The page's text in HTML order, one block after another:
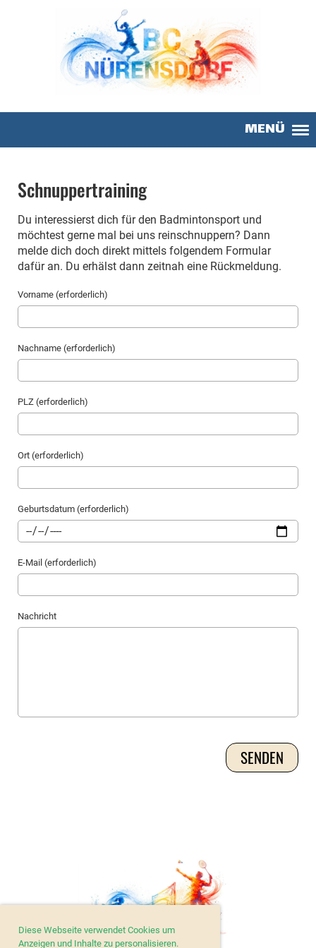
Diese Webseite verwendet Cookies um
Anzeigen und Inhalte zu personalisieren.
MENÜ
Schnuppertraining
Du interessierst dich für den Badmintonsport und
möchtest gerne mal bei uns reinschnuppern? Dann
melde dich doch direkt mittels folgendem Formular
dafür an. Du erhälst dann zeitnah eine Rückmeldung.
Vorname (erforderlich)
Nachname (erforderlich)
PLZ (erforderlich)
Ort (erforderlich)
Geburtsdatum (erforderlich)
E-Mail (erforderlich)
Nachricht